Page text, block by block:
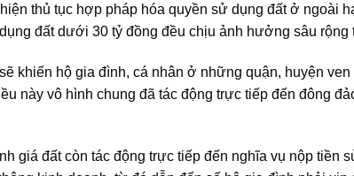
thủ tục hợp pháp hóa quyền sử dụng đất ở ngoài
đất dưới 30 tỷ đồng đều chịu ảnh hưởng sâu rộng
khiến hộ gia đình, cá nhân ở những quận, huyện
này vô hình chung đã tác động trực tiếp đến đông
giá đất còn tác động trực tiếp đến nghĩa vụ nộp tiền